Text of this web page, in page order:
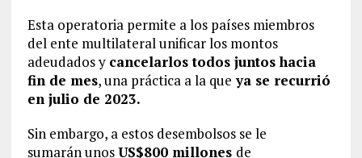
Esta operatoria permite a los países miembros
del ente multilateral unificar los montos
adeudados y cancelarlos todos juntos hacia
fin de mes, una práctica a la que ya se recurrió
en julio de 2023.
Sin embargo, a estos desembolsos se le
sumarán unosUS$800 millones de